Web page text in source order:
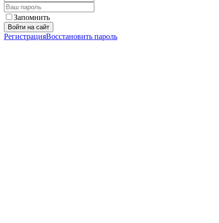
Запомнить
Войти на сайт
РегистрацияВосстановить пароль